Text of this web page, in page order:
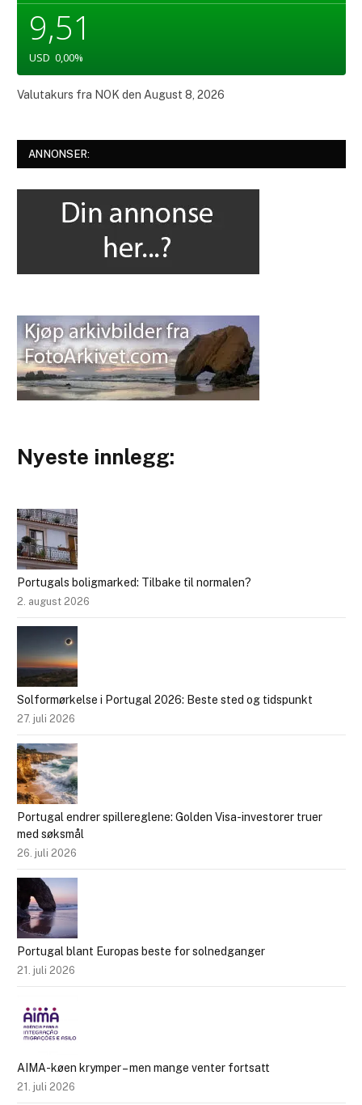
9,51
USD 0,00%
Valutakurs fra NOK den August 8, 2026
ANNONSER:
Nyeste innlegg:
Portugals boligmarked: Tilbake til normalen?
2. august 2026
Solformørkelse i Portugal 2026: Beste sted og tidspunkt
27. juli 2026
Portugal endrer spillereglene: Golden Visa-investorer truer
med søksmål
26. juli 2026
Portugal blant Europas beste for solnedganger
21. juli 2026
AIMA-køen krymper – men mange venter fortsatt
21. juli 2026